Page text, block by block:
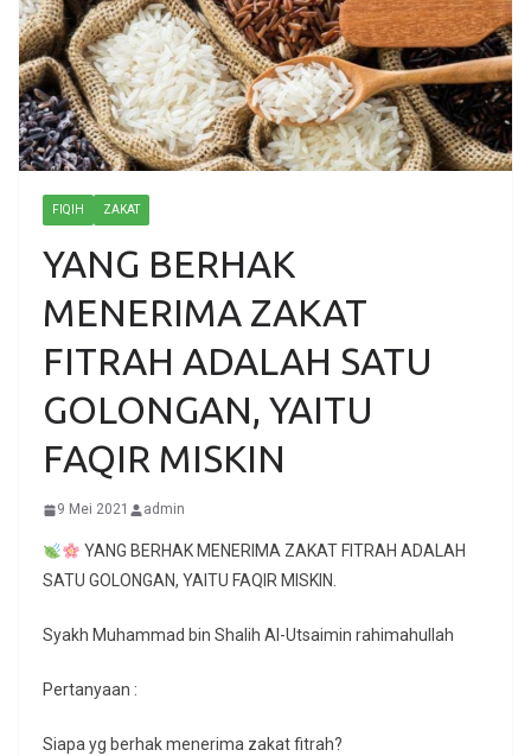
FIQIH ZAKAT
YANG BERHAK
MENERIMA ZAKAT
FITRAH ADALAH SATU
GOLONGAN, YAITU
FAQIR MISKIN
9 Mei 2021 admin
YANG BERHAK MENERIMA ZAKAT FITRAH ADALAH
SATU GOLONGAN, YAITU FAQIR MISKIN.
Syakh Muhammad bin Shalih Al-Utsaimin rahimahullah
Pertanyaan :
Siapa yg berhak menerima zakat fitrah?